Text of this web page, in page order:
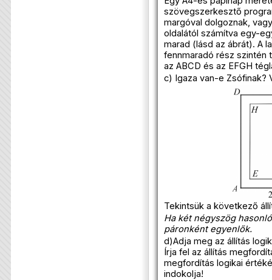
szövegszerkesztő
margóval dolgoznak,
oldalától számítva egy-
marad (lásd az ábrát). A
fennmaradó rész szintén
az ABCD és az EFGH
c) Igaza van-e Zsófinak?
Tekintsük a következő
Ha két négyszög
páronként egyenlők.
d)Adja meg az állítás
Írja fel az állítás
megfordítás logikai
indokolja!